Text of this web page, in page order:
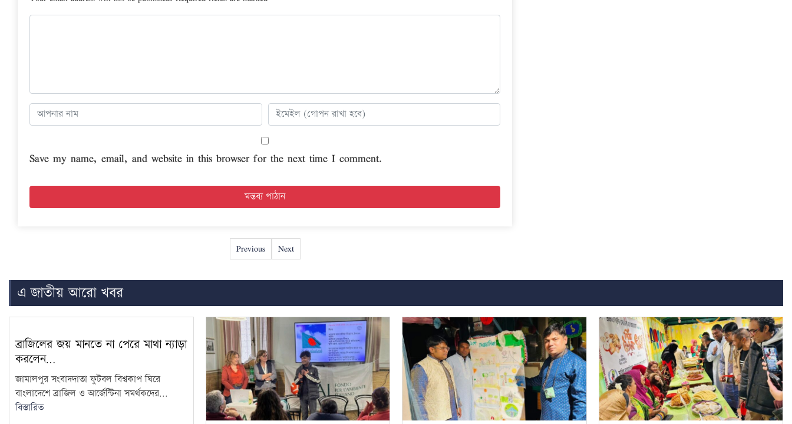
Save my name, email, and website in this browser for the next time I comment.
Previous Next
এ জাতীয় আরো খবর
ব্রাজিলের জয় মানতে না পেরে মাথা ন্যাড়া
করলেন…
জামালপুর সংবাদদাতা ফুটবল বিশ্বকাপ ঘিরে
বাংলাদেশে ব্রাজিল ও আর্জেন্টিনা সমর্থকদের...
বিস্তারিত